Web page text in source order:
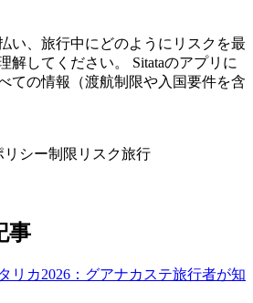
い、旅行中にどのようにリスクを最
解してください。 Sitataのアプリに
ての情報（渡航制限や入国要件を含
リシー制限 リスク旅行
事